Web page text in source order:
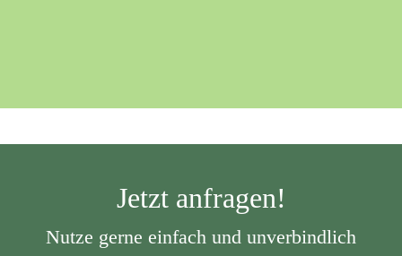
Jetzt anfragen!
Nutze gerne einfach und unverbindlich